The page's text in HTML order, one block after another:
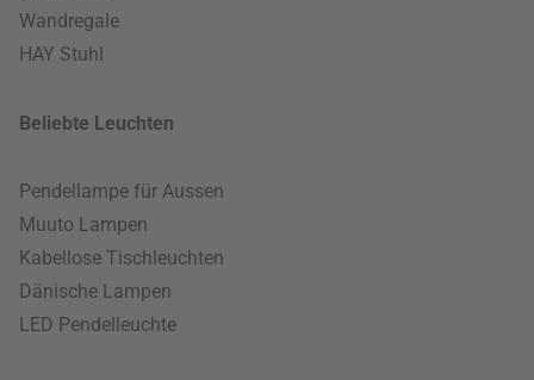
Wandregale
HAY Stuhl
Beliebte Leuchten
Pendellampe für Aussen
Muuto Lampen
Kabellose Tischleuchten
Dänische Lampen
LED Pendelleuchte